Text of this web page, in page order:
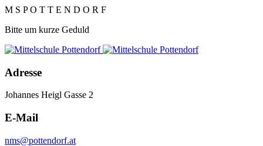
M S PO T T E N D O R F
Bitte um kurze Geduld
Adresse
Johannes Heigl Gasse 2
E-Mail
nms@pottendorf.at